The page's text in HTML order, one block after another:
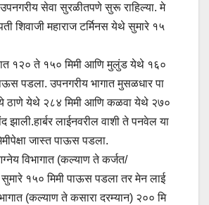
उपनगरीय सेवा सुरळीतपणे सुरू राहिल्या. मे
शिवाजी महाराज टर्मिनस येथे सुमारे १५
१२० ते १५० मिमी आणि मुलुंड येथे १६०
पडला. उपनगरीय भागात मुसळधार पा
ठाणे येथे २८४ मिमी आणि कळवा येथे २७०
झाली.हार्बर लाईनवरील वाशी ते पनवेल या
जास्त पाऊस पडला.
विभागात (कल्याण ते कर्जत/
सुमारे १५० मिमी पाऊस पडला तर मेन लाई
(कल्याण ते कसारा दरम्यान) २०० मि